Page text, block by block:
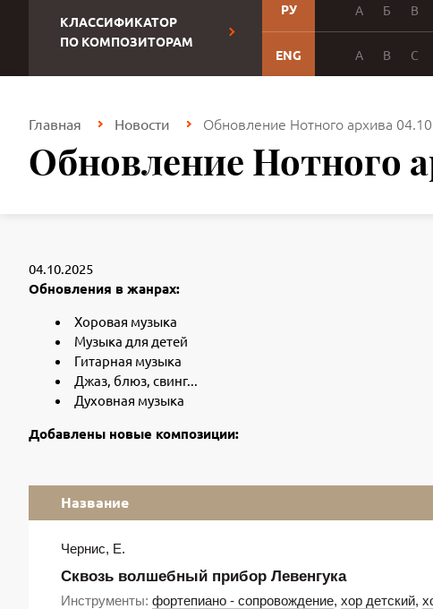
КЛАССИФИКАТОР
ПО КОМПОЗИТОРАМ
РУ А Б В
ENG A B C
Главная Новости Обновление Нотного архива
Обновление Нотного
04.10.2025
Обновления в жанрах:
Хоровая музыка
Музыка для детей
Гитарная музыка
Джаз, блюз, свинг...
Духовная музыка
Добавлены новые композиции:
Название
Чернис, Е.
Сквозь волшебный прибор Левенгука
Инструменты: фортепиано - сопровождение, хор детский,